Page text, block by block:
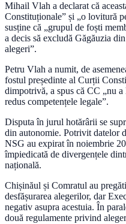
Mihail Vlah a declarat că
Constituționale” și „o lovitură
susține că „grupul de foști
a decis să excludă Găgăuzia
alegeri”.
Petru Vlah a numit, de
fostul președinte al Curții
dimpotrivă, a spus că CC „nu
redus competențele legale”.
Disputa în jurul hotărârii se
din autonomie. Potrivit datelor
NSG au expirat în noiembrie
împiedicată de divergențele
națională.
Chișinăul și Comratul au
desfășurarea alegerilor, dar
negativ asupra acestuia. În
două regulamente privind